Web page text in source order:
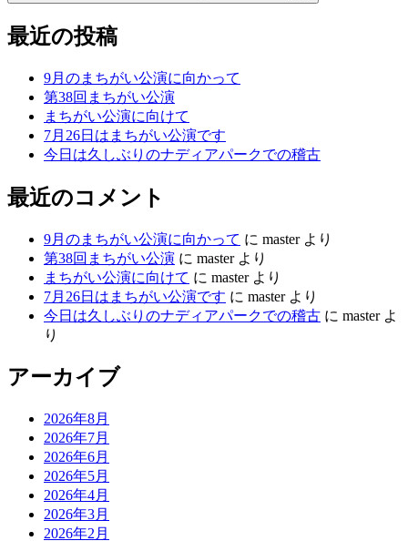
最近の投稿
9月のまちがい公演に向かって
第38回まちがい公演
まちがい公演に向けて
7月26日はまちがい公演です
今日は久しぶりのナディアパークでの稽古
最近のコメント
9月のまちがい公演に向かって に masterより
第38回まちがい公演 に masterより
まちがい公演に向けて に masterより
7月26日はまちがい公演です に masterより
今日は久しぶりのナディアパークでの稽古 に masterよ
り
アーカイブ
2026年8月
2026年7月
2026年6月
2026年5月
2026年4月
2026年3月
2026年2月